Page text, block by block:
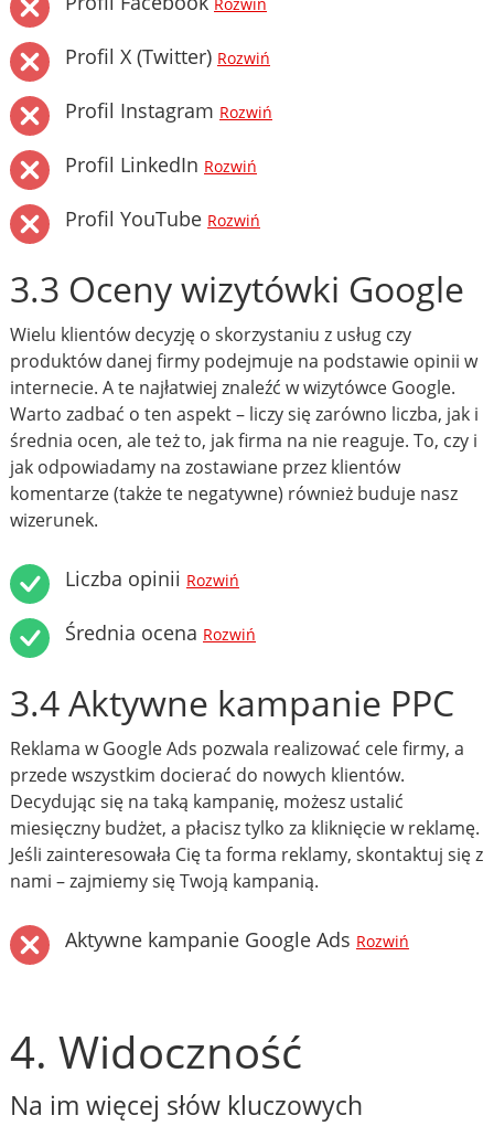
Rozwiń
Profil X (Twitter) Rozwiń
Profil Instagram Rozwiń
Profil LinkedIn Rozwiń
Profil YouTube Rozwiń
3.3 Oceny wizytówki Google
Wielu klientów decyzję o skorzystaniu z usług czy
produktów danej firmy podejmuje na podstawie opinii w
internecie. A te najłatwiej znaleźć w wizytówce Google.
Warto zadbać o ten aspekt – liczy się zarówno liczba, jak i
średnia ocen, ale też to, jak firma na nie reaguje. To, czy i
jak odpowiadamy na zostawiane przez klientów
komentarze (także te negatywne) również buduje nasz
wizerunek.
Liczba opinii Rozwiń
Średnia ocena Rozwiń
3.4 Aktywne kampanie PPC
Reklama w Google Ads pozwala realizować cele firmy, a
przede wszystkim docierać do nowych klientów.
Decydując się na taką kampanię, możesz ustalić
miesięczny budżet, a płacisz tylko za kliknięcie w reklamę.
Jeśli zainteresowała Cię ta forma reklamy, skontaktuj się z
nami – zajmiemy się Twoją kampanią.
Aktywne kampanie Google Ads Rozwiń
4. Widoczność
Na im więcej słów kluczowych